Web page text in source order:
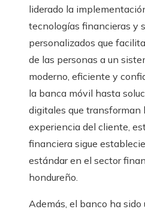
liderado la
tecnologías financieras y
personalizados que
de las personas a un
moderno, eficiente y
la banca móvil hasta
digitales que transforman
experiencia del cliente,
financiera sigue
estándar en el sector
hondureño.
Además, el banco ha sido